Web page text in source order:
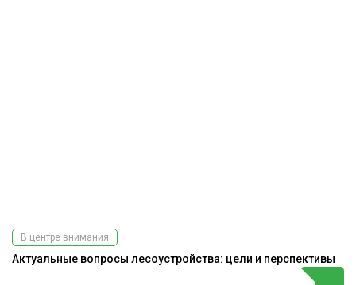
В центре внимания
Актуальные вопросы лесоустройства: цели и перспективы